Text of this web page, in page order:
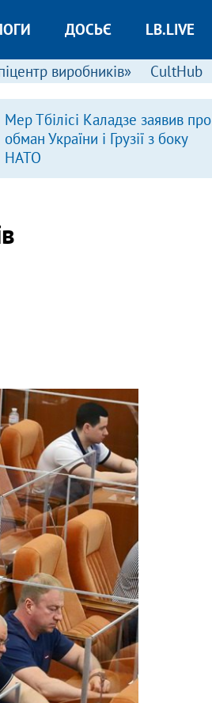
ДОСЬЄ LB.LIVE
виробників» CultHub
Мер Тбілісі Каладзе заявив про
обман України і Грузії з боку
НАТО